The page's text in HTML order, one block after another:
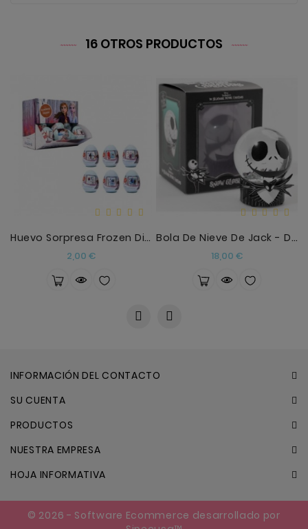
16 OTROS PRODUCTOS
Huevo Sorpresa Frozen Disney Surtido
2,00 €Precio
Bola De Nieve De Jack - Disney Pesadilla Sipecusa
18,00 €Precio
INFORMACIÓN DEL CONTACTO
SU CUENTA
PRODUCTOS
NUESTRA EMPRESA
HOJA INFORMATIVA
© 2026 - Software Ecommerce desarrollado por